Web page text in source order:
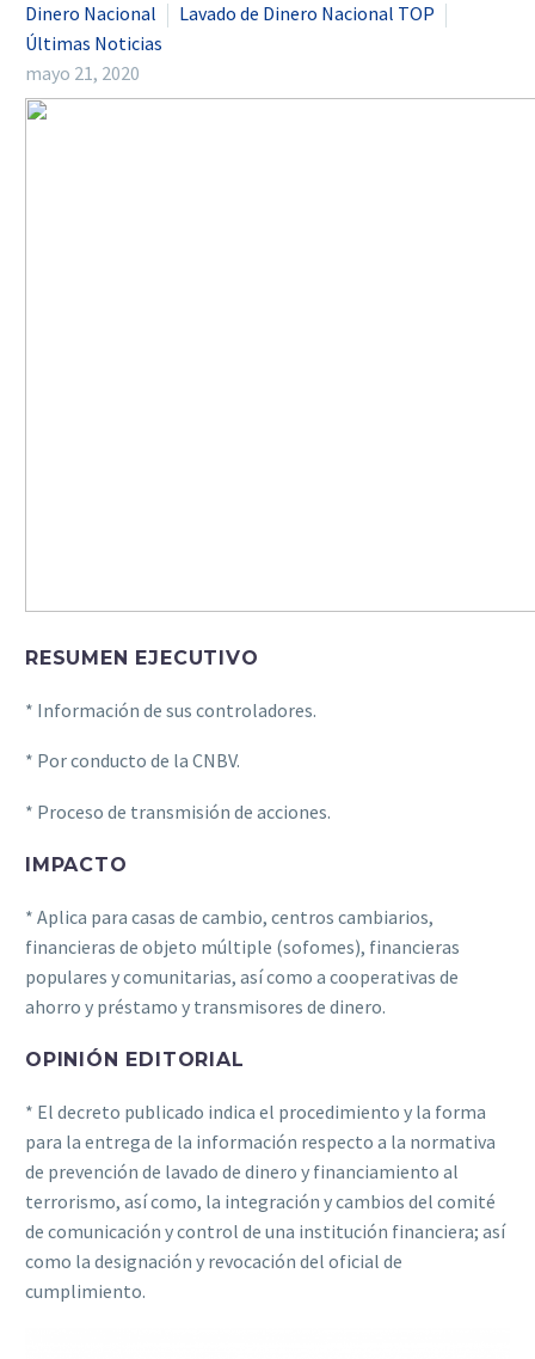
Dinero Nacional
Lavado de Dinero Nacional TOP
Últimas Noticias
mayo 21, 2020
RESUMEN EJECUTIVO
* Información de sus controladores.
* Por conducto de la CNBV.
* Proceso de transmisión de acciones.
IMPACTO
* Aplica para casas de cambio, centros cambiarios,
financieras de objeto múltiple (sofomes), financieras
populares y comunitarias, así como a cooperativas de
ahorro y préstamo y transmisores de dinero.
OPINIÓN EDITORIAL
* El decreto publicado indica el procedimiento y la forma
para la entrega de la información respecto a la normativa
de prevención de lavado de dinero y financiamiento al
terrorismo, así como, la integración y cambios del comité
de comunicación y control de una institución financiera; así
como la designación y revocación del oficial de
cumplimiento.